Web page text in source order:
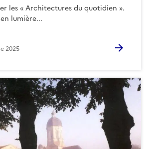
les « Architectures du quotidien ».
lumière...
2025